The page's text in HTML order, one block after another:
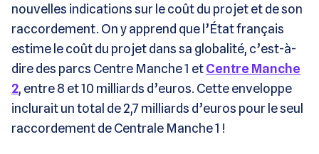
nouvelles indications sur le coût du projet et de son
raccordement. On y apprend que l’État français
estime le coût du projet dans sa globalité, c’est-à-
dire des parcs Centre Manche 1 etCentre Manche
2, entre 8 et 10 milliards d’euros. Cette enveloppe
inclurait un total de 2,7 milliards d’euros pour le seul
raccordement de Centrale Manche 1 !